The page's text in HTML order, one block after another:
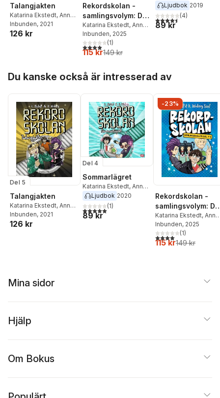
Talangjakten
Katarina Ekstedt, Anna
Winberg
Inbunden, 2021
126 kr
Rekordskolan -
samlingsvolym: Del
1-3!
Katarina Ekstedt, Anna
Winberg Sääf
Inbunden, 2025
4,0utav 5 stjärnor. Totalt antal röster:
(1)
115 kr149 kr
Winberg
Ljudbok 2019
4,5utav 5 stjärnor.
(4)
89 kr
Du kanske också är intresserad av
Del 5
Talangjakten
Katarina Ekstedt, Anna
Winberg
Inbunden, 2021
126 kr
Del 4
Sommarlägret
Katarina Ekstedt, Anna
Winberg
Ljudbok 2020
5,0utav 5 stjärnor. Totalt antal röster:
(1)
89 kr
-23%
Rekordskolan -
samlingsvolym:
1-3!
Katarina Ekstedt, Anna
Winberg Sääf
Inbunden, 2025
4,0utav 5 stjärnor.
(1)
115 kr149 kr
Mina sidor
Hjälp
Om Bokus